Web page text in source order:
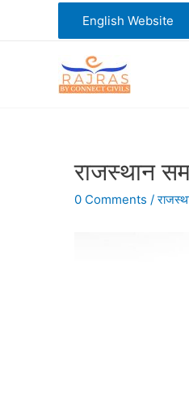
English Website
राजस्थान
0 Comments /